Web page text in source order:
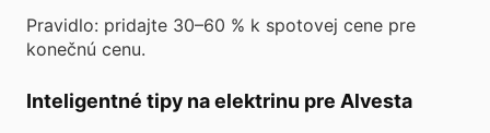
Pravidlo: pridajte 30–60 % k spotovej cene pre
konečnú cenu.
Inteligentné tipy na elektrinu pre Alvesta